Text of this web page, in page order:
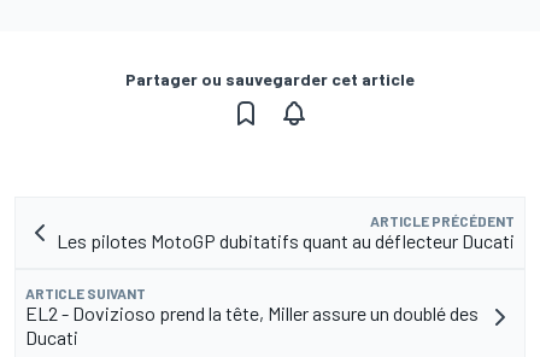
Partager ou sauvegarder cet article
ARTICLE PRÉCÉDENT
Les pilotes MotoGP dubitatifs quant au déflecteur Ducati
ARTICLE SUIVANT
EL2 - Dovizioso prend la tête, Miller assure un doublé des
Ducati